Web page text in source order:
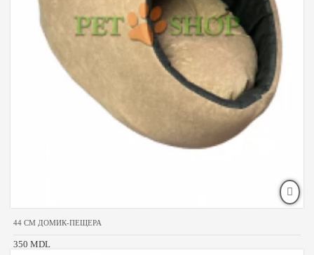
44 CM ДОМИК-ПЕЩЕРА
350 MDL